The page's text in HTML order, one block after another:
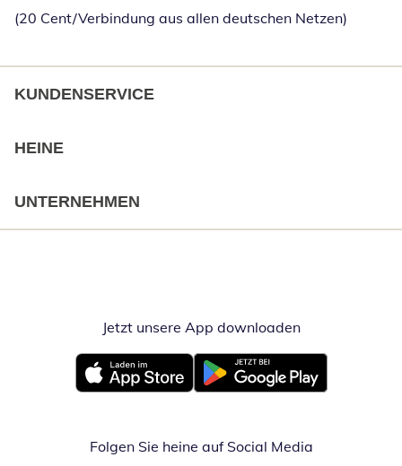
(20 Cent/Verbindung aus allen deutschen Netzen)
KUNDENSERVICE
HEINE
UNTERNEHMEN
Jetzt unsere App downloadenÖffnet in
Öffnet in neuem FensterÖffnet in neuem Fenster
Folgen Sie heine auf Social Media